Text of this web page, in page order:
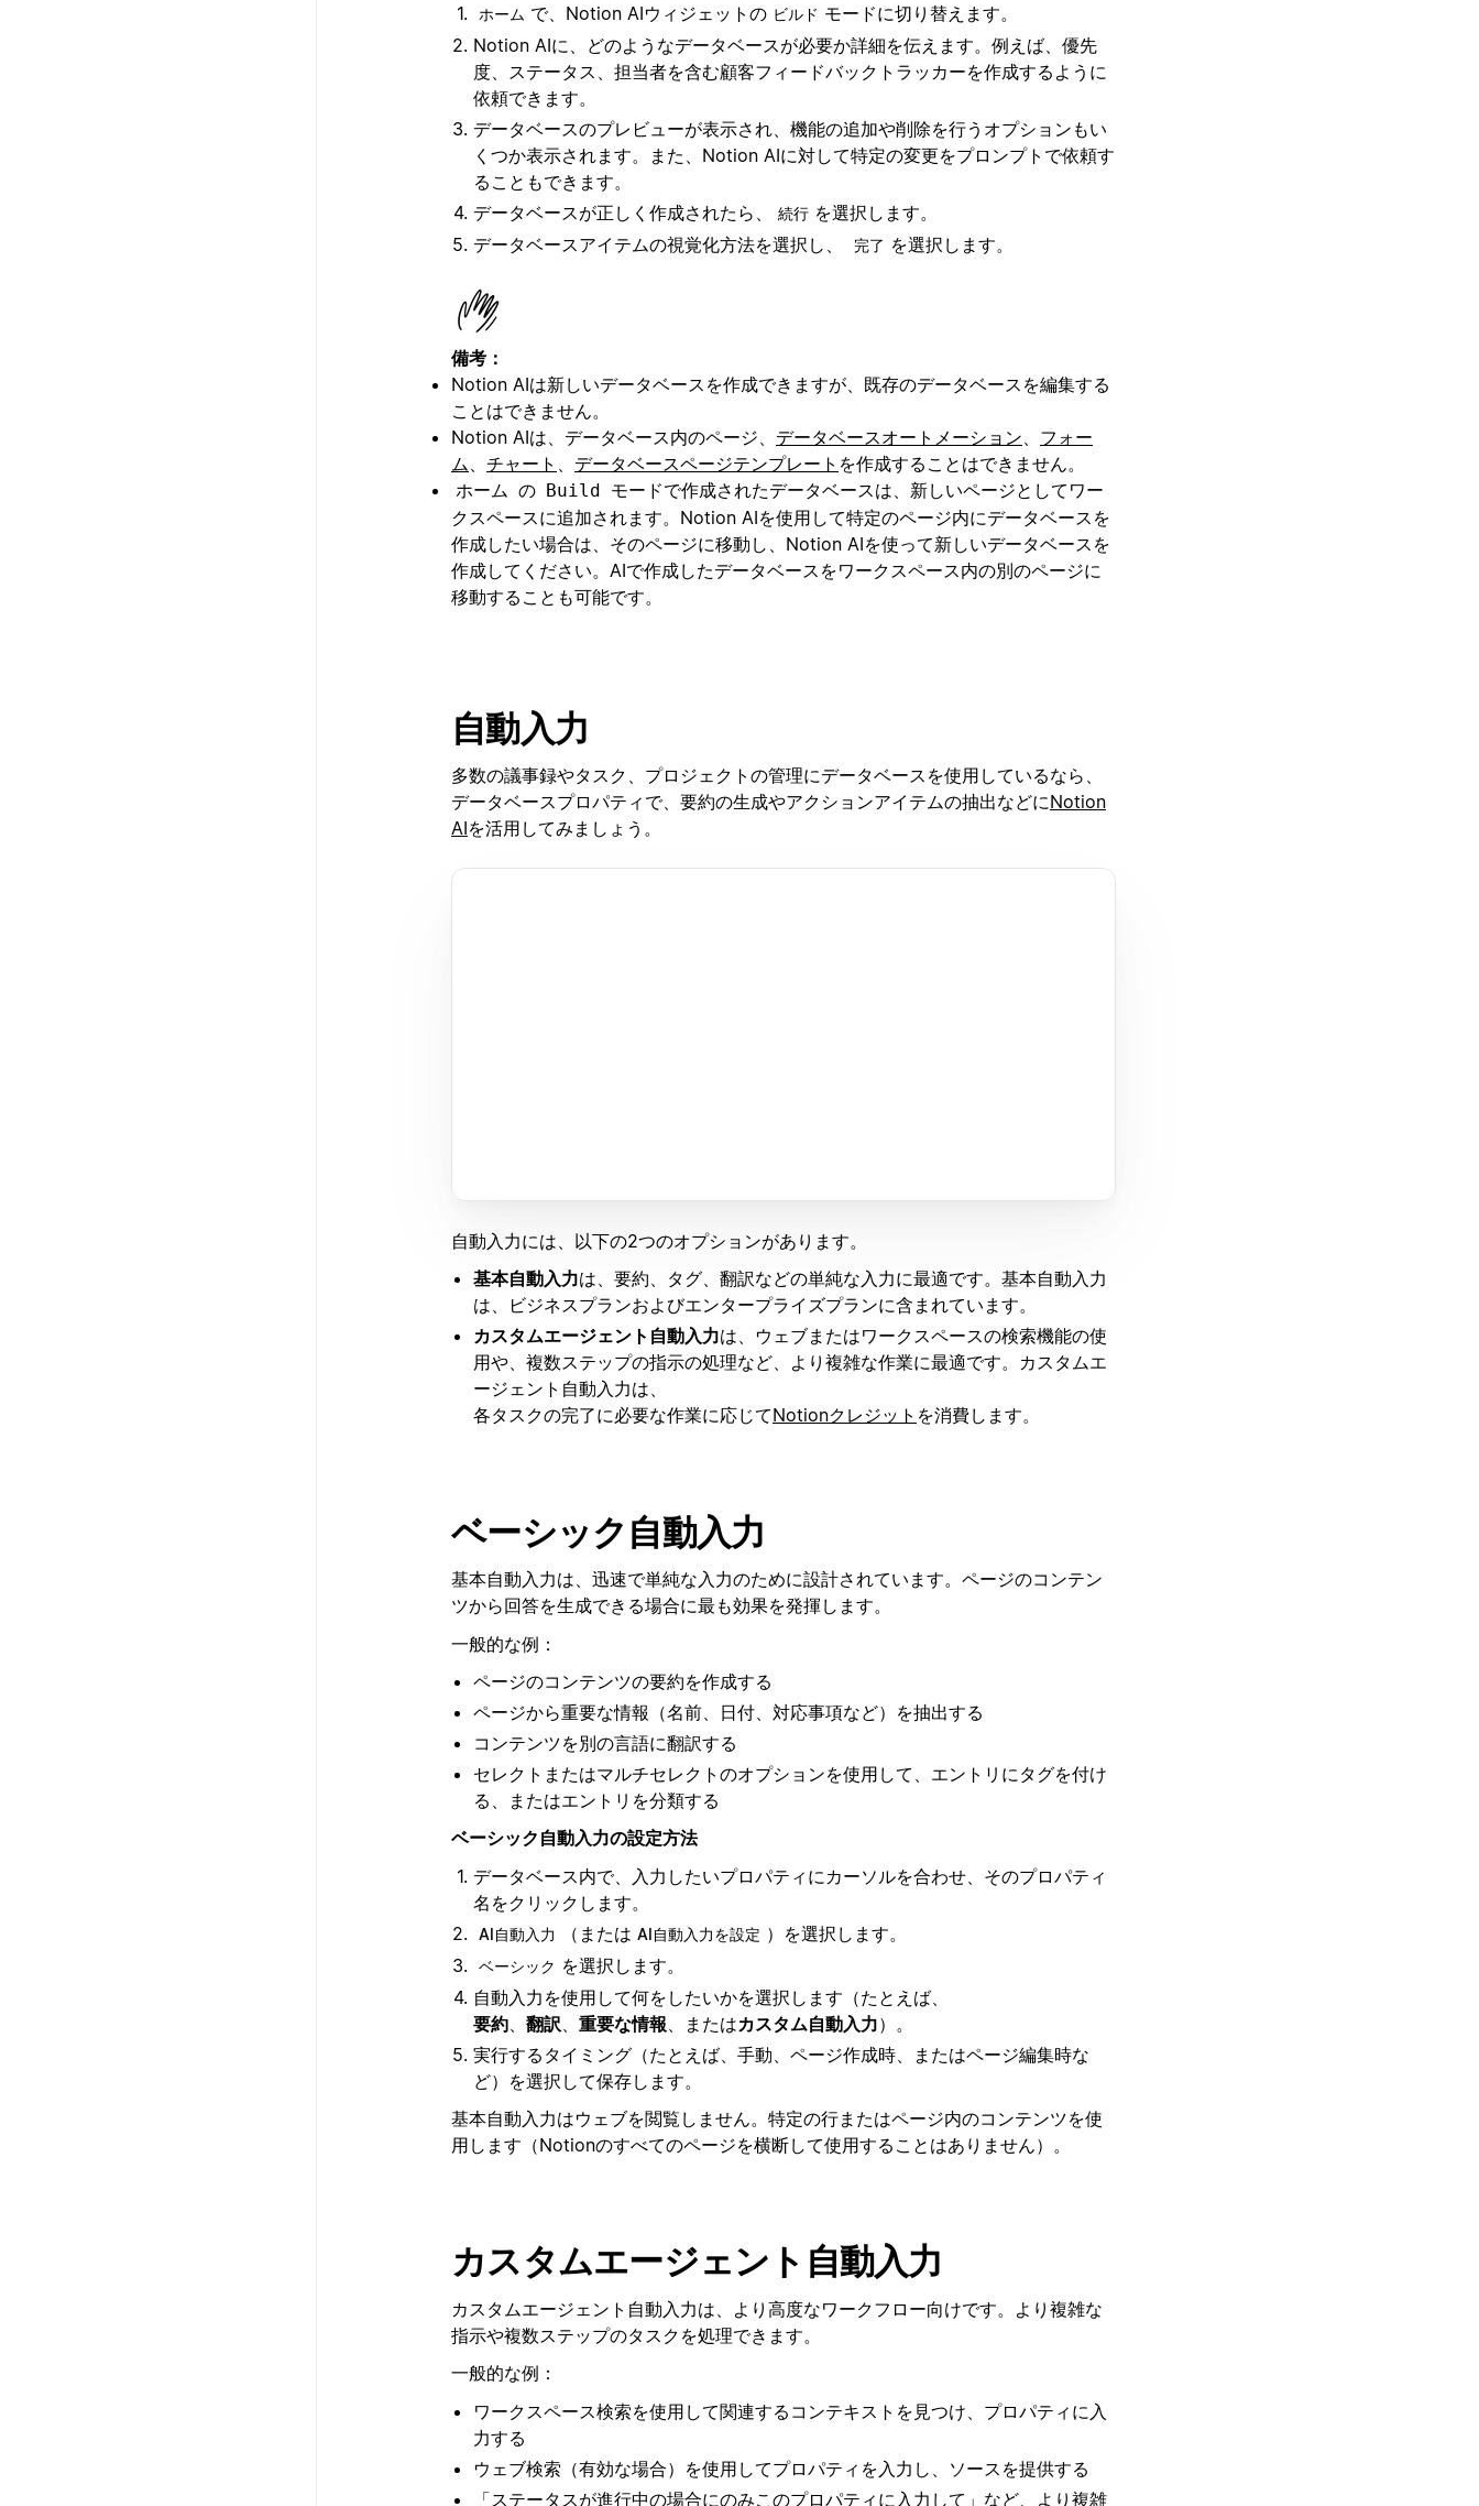
ホーム で、Notion AIウィジェットの ビルド モードに切り替えます。
Notion AIに、どのようなデータベースが必要か詳細を伝えます。例えば、優先
度、ステータス、担当者を含む顧客フィードバックトラッカーを作成するように
依頼できます。
データベースのプレビューが表示され、機能の追加や削除を行うオプションもい
くつか表示されます。また、Notion AIに対して特定の変更をプロンプトで依頼す
ることもできます。
データベースが正しく作成されたら、
続行 を選択します。
データベースアイテムの視覚化方法を選択し、
完了 を選択します。
備考：
Notion AIは新しいデータベースを作成できますが、既存のデータベースを編集する
ことはできません。
Notion AIは、データベース内のページ、 データベースオートメーション
フォー
ム
チャート データベースページテンプレート を作成することはできません。
ホーム の Build モードで作成されたデータベースは、新しいページとしてワー
クスペースに追加されます。Notion AIを使用して特定のページ内にデータベースを
作成したい場合は、そのページに移動し、Notion AIを使って新しいデータベースを
作成してください。AIで作成したデータベースをワークスペース内の別のページに
移動することも可能です。
自動入力
多数の議事録やタスク、プロジェクトの管理にデータベースを使用しているなら、
データベースプロパティで、要約の生成やアクションアイテムの抽出などにNotion
AIを活用してみましょう。
自動入力には、以下の2つのオプションがあります。
基本自動入力は、要約、タグ、翻訳などの単純な入力に最適です。基本自動入力
は、ビジネスプランおよびエンタープライズプランに含まれています。
カスタムエージェント自動入力は、ウェブまたはワークスペースの検索機能の使
用や、複数ステップの指示の処理など、より複雑な作業に最適です。カスタムエ
ージェント自動入力は、
各タスクの完了に必要な作業に応じてNotionクレジット を消費します。
ベーシック自動入力
基本自動入力は、迅速で単純な入力のために設計されています。ページのコンテン
ツから回答を生成できる場合に最も効果を発揮します。
一般的な例：
ページのコンテンツの要約を作成する
ページから重要な情報（名前、日付、対応事項など）を抽出する
コンテンツを別の言語に翻訳する
セレクトまたはマルチセレクトのオプションを使用して、エントリにタグを付け
る、またはエントリを分類する
ベーシック自動入力の設定方法
データベース内で、入力したいプロパティにカーソルを合わせ、そのプロパティ
名をクリックします。
AI自動入力 （または AI自動入力を設定 ）を選択します。
ベーシック を選択します。
自動入力を使用して何をしたいかを選択します（たとえば、
要約
翻訳 重要な情報 、またはカスタム自動入力）。
実行するタイミング（たとえば、手動、ページ作成時、またはページ編集時な
ど）を選択して保存します。
基本自動入力はウェブを閲覧しません。特定の行またはページ内のコンテンツを使
用します（Notionのすべてのページを横断して使用することはありません）。
カスタムエージェント自動入力
カスタムエージェント自動入力は、より高度なワークフロー向けです。より複雑な
指示や複数ステップのタスクを処理できます。
一般的な例：
ワークスペース検索を使用して関連するコンテキストを見つけ、プロパティに入
力する
ウェブ検索 （有効な場合）を使用してプロパティを入力し、ソースを提供する
「ステータスが進行中の場合にのみこのプロパティに入力して」など、より複雑